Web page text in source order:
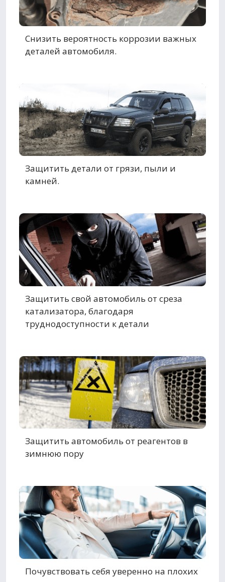
Снизить вероятность коррозии важных
деталей автомобиля.
Защитить детали от грязи, пыли и
камней.
Защитить свой автомобиль от среза
катализатора, благодаря
труднодоступности к детали
Защитить автомобиль от реагентов в
зимнюю пору
Почувствовать себя уверенно на плохих